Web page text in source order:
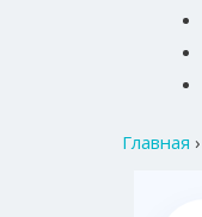
Главная ›